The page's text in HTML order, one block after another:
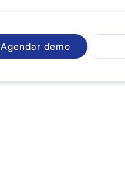
Agendar demo